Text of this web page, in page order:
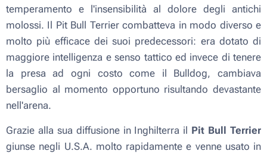
temperamento e l'insensibilità al dolore degli antichi
molossi. Il Pit Bull Terrier combatteva in modo diverso e
molto più efficace dei suoi predecessori: era dotato di
maggiore intelligenza e senso tattico ed invece di tenere
la presa ad ogni costo come il Bulldog, cambiava
bersaglio al momento opportuno risultando devastante
nell'arena.
Grazie alla sua diffusione in Inghilterra il Pit Bull Terrier
giunse negli U.S.A. molto rapidamente e venne usato in